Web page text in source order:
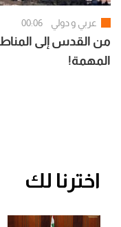
عربي و دولي 00:06
من القدس إلى
المهمة!
اخترنا لك